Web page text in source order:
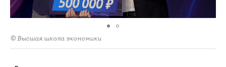
© Высшая школа экономики